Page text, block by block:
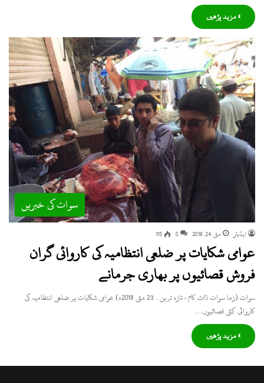
» مزید پڑھیں
سوات کی خبریں
ایڈیٹر مئی 24, 2018 0
115
عوامی شکایات پر ضلعی انتظامیہ کی کاروائی گران
فروش قصائیوں پر بھاری جرمانے
سوات (زما سوات ڈاٹ کام ، تازہ ترین۔ 23 مئی 2018ء) عوامی شکایات پر ضلعی انتظامیہ کی
کاروائی کئی قصائیوں…
» مزید پڑھیں